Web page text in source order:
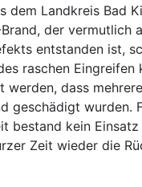
dem Landkreis Bad
der vermutlich
entstanden ist,
raschen Eingreifen
werden, dass
geschädigt wurden.
bestand kein
Zeit wieder die